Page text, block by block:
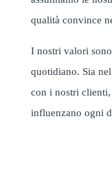
qualità convince
I nostri valori
quotidiano. Sia
con i nostri clienti,
influenzano ogni